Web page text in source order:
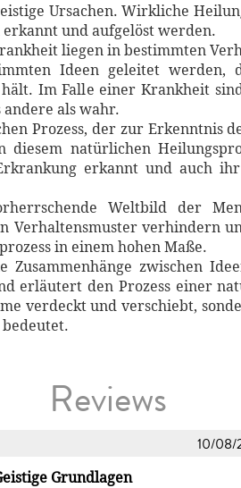
Ursachen. Wirkliche
erkannt und aufgelöst werden.
liegen in bestimmten
Ideen geleitet werden,
Im Falle einer Krankheit
als wahr.
Prozess, der zur Erkenntnis
natürlichen
erkannt und auch
Weltbild der
Verhaltensmuster verhindern
in einem hohen Maße.
Zusammenhänge zwischen
erläutert den Prozess einer
verdeckt und verschiebt,
Reviews
10/08/
Grundlagen